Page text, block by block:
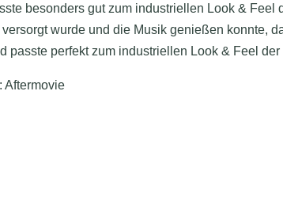
besonders gut zum industriellen Look & Feel
wurde und die Musik genießen konnte,
passte perfekt zum industriellen Look & Feel der
Aftermovie